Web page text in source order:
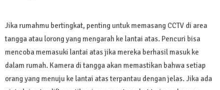
Jika rumahmu bertingkat, penting untuk memasang CCTV di area
tangga atau lorong yang mengarah ke lantai atas. Pencuri bisa
mencoba memasuki lantai atas jika mereka berhasil masuk ke
dalam rumah. Kamera di tangga akan memastikan bahwa setiap
orang yang menuju ke lantai atas terpantau dengan jelas. Jika ada